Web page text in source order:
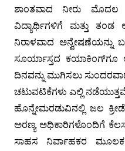
ಶಾಂತವಾದ ನೀರು
ವಿದ್ಯಾರ್ಥಿಗಳಿಗೆ ಮತ್ತು
ನಿರಾಳವಾದ ಅನ್ವೇಷಣೆಯನ್ನು
ಸೂರ್ಯಾಸ್ತದ ಕಯಾಕಿಂಗ್‌ಗೂ
ದಿನವನ್ನು ಮುಗಿಸಲು
ಚಟುವಟಿಕೆಗಳು ಎಲ್ಲಿ
ಹೊನ್ನೇಮರಡುವಿನಲ್ಲಿ ಜಲ
ಅರಣ್ಯ ಅಧಿಕಾರಿಗಳೊಂದಿಗೆ
ಸಾಹಸ ನಿರ್ವಾಹಕರ ಮೂಲಕ